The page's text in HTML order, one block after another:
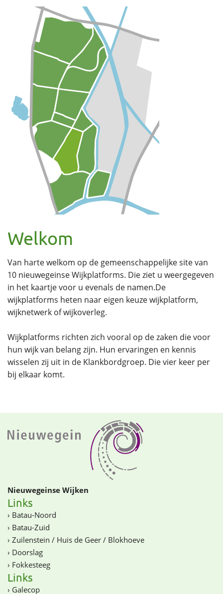
Welkom
Van harte welkom op de gemeenschappelijke site van
10 nieuwegeinse Wijkplatforms. Die ziet u weergegeven
in het kaartje voor u evenals de namen.De
wijkplatforms heten naar eigen keuze wijkplatform,
wijknetwerk of wijkoverleg.
Wijkplatforms richten zich vooral op de zaken die voor
hun wijk van belang zijn. Hun ervaringen en kennis
wisselen zij uit in de Klankbordgroep. Die vier keer per
bij elkaar komt.
Nieuwegeinse Wijken
Links
› Batau-Noord
› Batau-Zuid
› Zuilenstein / Huis de Geer / Blokhoeve
› Doorslag
› Fokkesteeg
Links
› Galecop